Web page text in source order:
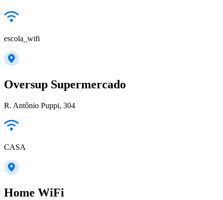
escola_wifi
Oversup Supermercado
R. Antônio Puppi, 304
CASA
Home WiFi